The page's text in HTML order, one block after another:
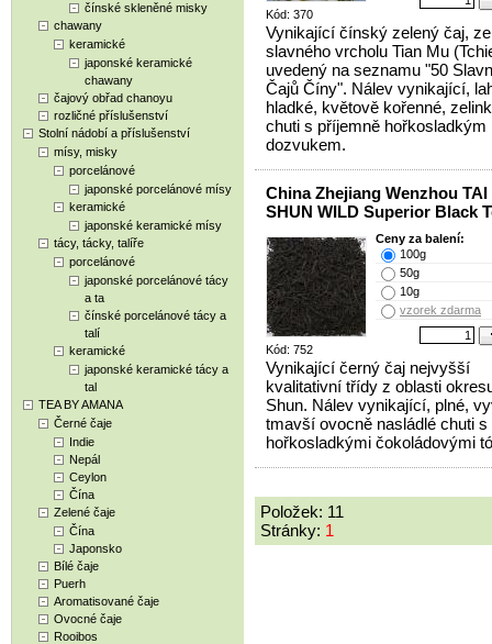
čínské skleněné misky
chawany
keramické
japonské keramické
chawany
čajový obřad chanoyu
rozličné příslušenství
Stolní nádobí a příslušenství
mísy, misky
porcelánové
japonské porcelánové mísy
keramické
japonské keramické mísy
tácy, tácky, talíře
porcelánové
japonské porcelánové tácy
a ta
čínské porcelánové tácy a
talí
keramické
japonské keramické tácy a
tal
TEA BY AMANA
Černé čaje
Indie
Nepál
Ceylon
Čína
Zelené čaje
Čína
Japonsko
Bílé čaje
Puerh
Aromatisované čaje
Ovocné čaje
Rooibos
Kód: 370
Vynikající čínský zelený čaj, ze
slavného vrcholu Tian Mu
uvedený na seznamu "50
Čajů Číny". Nálev vynikající,
hladké, květově kořenné,
chuti s příjemně hořkosladkým
dozvukem.
China Zhejiang Wenzhou TAI
SHUN WILD Superior Black
Kód: 752
Ceny za balení:
100g
50g
10g
vzorek zdarma
Vynikající černý čaj nejvyšší
kvalitativní třídy z oblasti
Shun. Nálev vynikající, plné,
tmavší ovocně nasládlé chuti s
hořkosladkými čokoládovými
Položek: 11
Stránky: 1